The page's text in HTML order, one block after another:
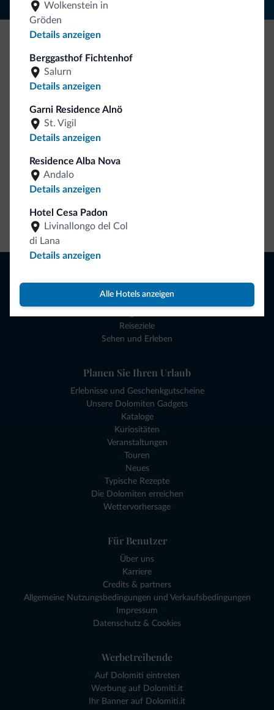
Wolkenstein in
Gröden
Details anzeigen
Berggasthof Fichtenhof
Salurn
Details anzeigen
Garni Residence Alnö
St. Vigil
Details anzeigen
Residence Alba Nova
Andalo
Details anzeigen
Hotel Cesa Padon
Livinallongo del Col
di Lana
Details anzeigen
Alle Hotels anzeigen
Seien Sie originell, entdecken Sie die neue
Kollektion
So viele von Ihnen haben uns gefragt. Die neue Kollektion
von Dolomiti.it ist da!
Zum Shop gehen
Lokale Geschäfte
Reiseziele
Sehen und Erleben
Planen Sie Ihren Urlaub
Erlebnisse und Geschenkgutscheine
Unsere Dolomiten Gadgets
Kataloge
Kuriositäten
Veranstaltungen
Touren
Neues
Typische Rezepte
Die Dolomiten erreichen
Wettervorhersage
Für Benutzer
Über uns
Karriere
Credits & partners
Allgemeine Nutzungsbedingungen und Verkaufsbedingungen
Impressum
Datenschutz & Cookies
Werbetreibende
Auf Dolomiti eintreten
Werbung auf Dolomiti.it
Ihr Banner auf Dolomiti.it